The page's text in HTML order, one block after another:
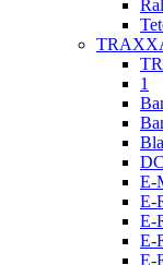
1
E-
E-
E-
E-
E-